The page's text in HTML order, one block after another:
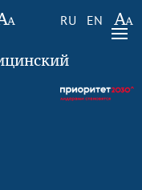
RU EN